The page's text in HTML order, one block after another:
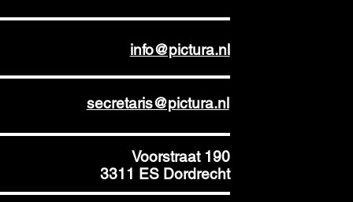
info@pictura.nl
secretaris@pictura.nl
Voorstraat 190
3311 ES Dordrecht​